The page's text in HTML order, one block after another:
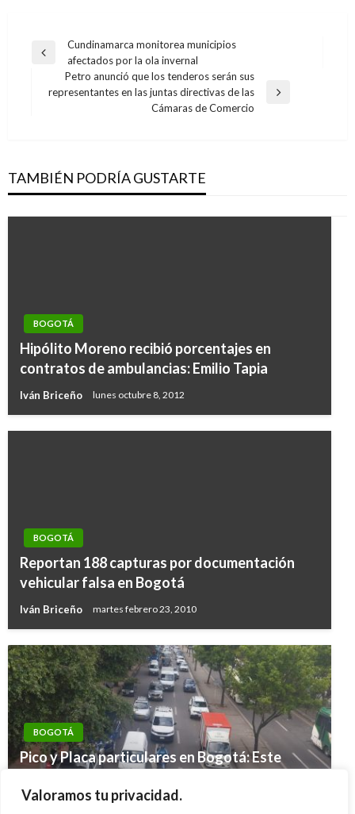
Valoramos tu privacidad.
Navegación
entradas
Entrada
anterior
Cundinamarca monitorea municipios
afectados por la ola invernal
Entrada
Petro anunció que los tenderos serán sus
representantes en las juntas directivas de las
Cámaras de Comercio
TAMBIÉN PODRÍA GUSTARTE
BOGOTÁ
Hipólito Moreno recibió porcentajes en
contratos de ambulancias: Emilio Tapia
Iván Briceño lunes octubre 8, 2012
BOGOTÁ
Reportan 188 capturas por documentación
vehicular falsa en Bogotá
Iván Briceño martes febrero 23, 2010
BOGOTÁ
Pico y Placa particulares en Bogotá: Este
placas terminadas en 6, 7, 8, 9 y 0; taxis 9 y 0
BOGOTÁ
Este martes, el Presidente saluda al Cuerpo